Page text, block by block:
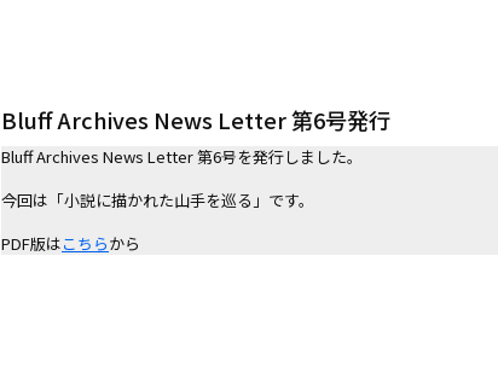
Bluff Archives News Letter 第6号発行
Bluff Archives News Letter 第6号を発行しました。
今回は「⼩説に描かれた⼭⼿を巡る」です。
PDF版はこちらから